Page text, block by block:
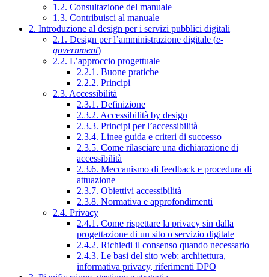
1.2. Consultazione del manuale
1.3. Contribuisci al manuale
2. Introduzione al design per i servizi pubblici digitali
2.1. Design per l’amministrazione digitale (e-
government)
2.2. L’approccio progettuale
2.2.1. Buone pratiche
2.2.2. Principi
2.3. Accessibilità
2.3.1. Definizione
2.3.2. Accessibilità by design
2.3.3. Principi per l’accessibilità
2.3.4. Linee guida e criteri di successo
2.3.5. Come rilasciare una dichiarazione di
accessibilità
2.3.6. Meccanismo di feedback e procedura di
attuazione
2.3.7. Obiettivi accessibilità
2.3.8. Normativa e approfondimenti
2.4. Privacy
2.4.1. Come rispettare la privacy sin dalla
progettazione di un sito o servizio digitale
2.4.2. Richiedi il consenso quando necessario
2.4.3. Le basi del sito web: architettura,
informativa privacy, riferimenti DPO